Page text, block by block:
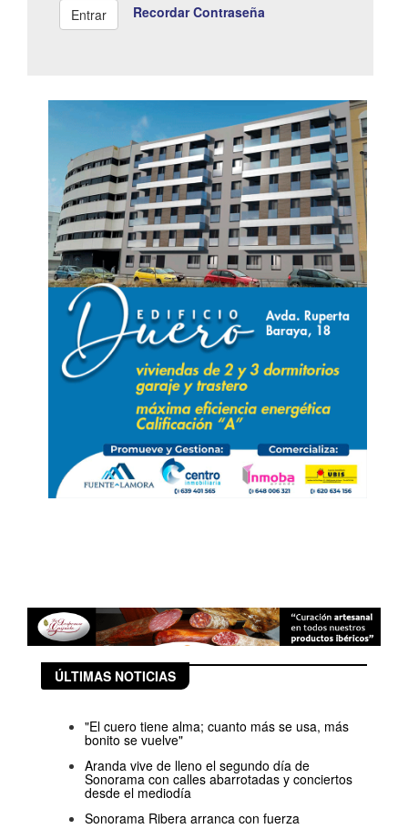
Recordar Contraseña
ÚLTIMAS NOTICIAS
"El cuero tiene alma; cuanto más se usa, más
bonito se vuelve"
Aranda vive de lleno el segundo día de
Sonorama con calles abarrotadas y conciertos
desde el mediodía
Sonorama Ribera arranca con fuerza